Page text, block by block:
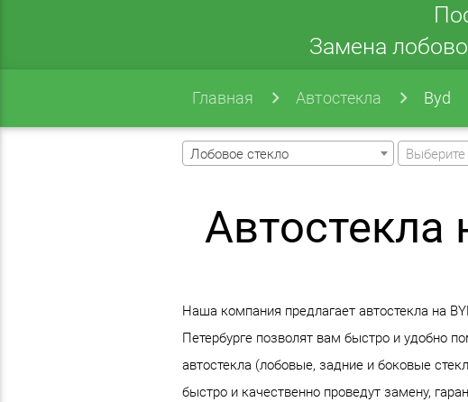
Замена
Главная Автостекла Byd
Лобовое стекло
Автостекла
Наша компания предлагает автостекла на
Петербурге позволят вам быстро и удобно
автостекла (лобовые, задние и боковые
быстро и качественно проведут замену,